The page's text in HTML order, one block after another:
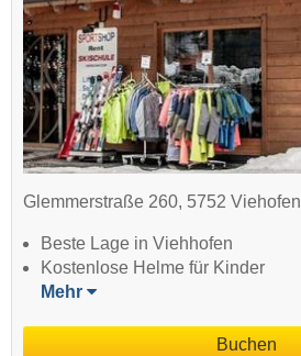
Glemmerstraße 260, 5752 Viehofen
Beste Lage in Viehhofen
Kostenlose Helme für Kinder
Mehr
Buchen